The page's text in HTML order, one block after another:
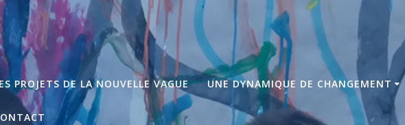
PROJETS DE LA NOUVELLE VAGUE UNE DYNAMIQUE DE CHANGEMENT